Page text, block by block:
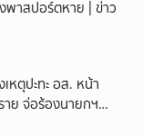
พาสปอร์ตหาย | ข่าว
ตุปะทะ อส. หน้า
าย จ่อร้องนายกฯ